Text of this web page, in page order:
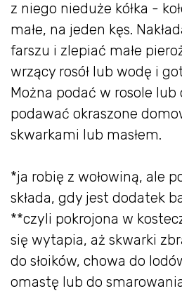
z niego nieduże kółka -
małe, na jeden kęs.
farszu i zlepiać małe
wrzący rosół lub wodę i
Można podać w rosole lub
podawać okraszone
skwarkami lub masłem.
*ja robię z wołowiną, ale
składa, gdy jest dodatek
**czyli pokrojona w
się wytapia, aż skwarki
do słoików, chowa do
omastę lub do